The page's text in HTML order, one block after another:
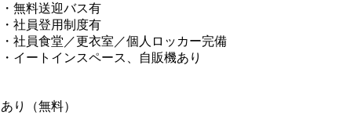
・無料送迎バス有
・社員登用制度有
・社員食堂／更衣室／個人ロッカー完備
・イートインスペース、自販機あり
あり（無料）